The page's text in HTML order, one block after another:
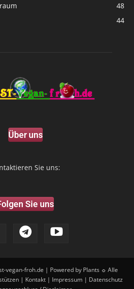
48
44
Über uns
Sie uns:
Sie uns
vegan-froh.de | Powered by Plants ☼ Alle
| Kontakt| Impressum| Datenschutz